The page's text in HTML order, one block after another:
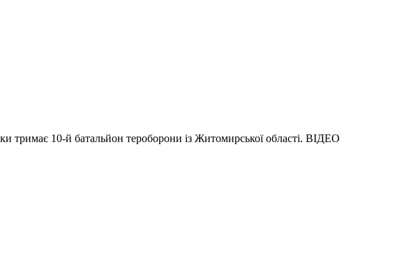
тримає 10-й батальйон тероборони із Житомирської області. ВІДЕО